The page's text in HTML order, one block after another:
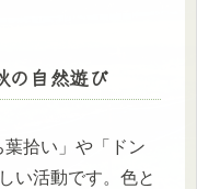
の自然遊び
拾い」や「ドン
い活動です。色と